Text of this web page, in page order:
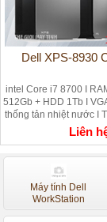
Dell XPS-8930
intel Core i7 8700 I
512Gb + HDD 1Tb I
thống tản nhiệt nước I
CÓ WIFI
Liên
Máy tính Dell
WorkStation